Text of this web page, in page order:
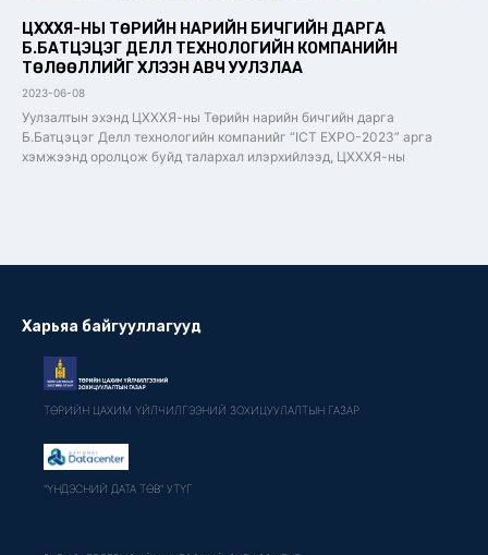
ЦХХХЯ-НЫ ТӨРИЙН НАРИЙН БИЧГИЙН ДАРГА
Б.БАТЦЭЦЭГ ДЕЛЛ ТЕХНОЛОГИЙН КОМПАНИЙН
ТӨЛӨӨЛЛИЙГ ХҮЛЭЭН АВЧ УУЛЗЛАА
2023-06-08
Уулзалтын эхэнд ЦХХХЯ-ны Төрийн нарийн бичгийн дарга
Б.Батцэцэг Делл технологийн компанийг “ICT EXPO-2023” арга
хэмжээнд оролцож буйд талархал илэрхийлээд, ЦХХХЯ-ны
Харьяа байгууллагууд
ТӨРИЙН ЦАХИМ ҮЙЛЧИЛГЭЭНИЙ ЗОХИЦУУЛАЛТЫН ГАЗАР
"ҮНДЭСНИЙ ДАТА ТӨВ" УТҮГ